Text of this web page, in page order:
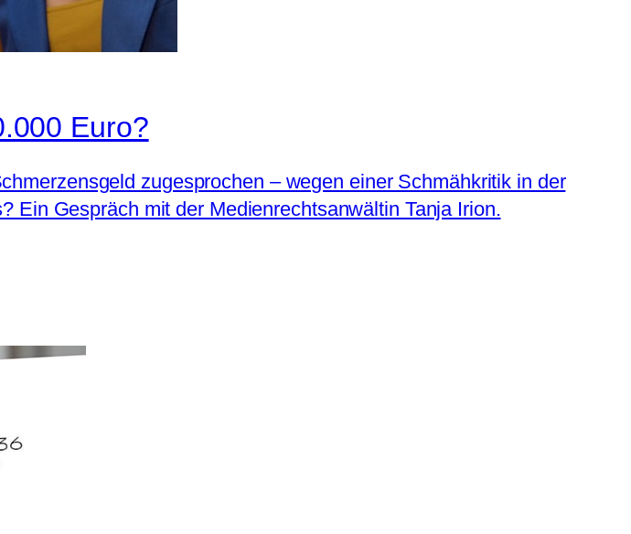
Euro?
zugesprochen – wegen einer Schmähkritik in der
Ein Gespräch mit der Medienrechtsanwältin Tanja Irion.